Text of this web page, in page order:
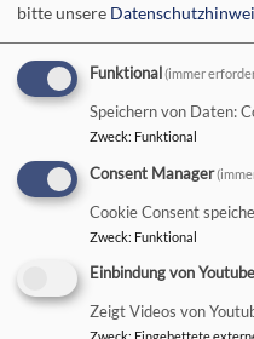
Marion
Die
"Parlament"
Luth. Kirche
bitte unsere
Funktional (immer
Speichern von Daten:
Zweck: Funktional
Consent Manager
Cookie Consent
Zweck: Funktional
Einbindung von
Zeigt Videos von